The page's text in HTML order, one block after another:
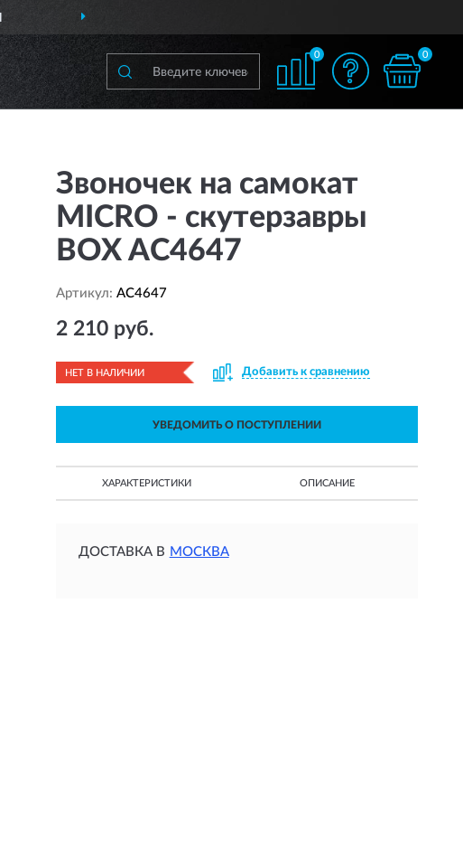
0 0
Звоночек на самокат
MICRO - cкутерзавры
BOX AC4647
Артикул: AC4647
2 210 руб.
НЕТ В НАЛИЧИИ Добавить к сравнению
УВЕДОМИТЬ О ПОСТУПЛЕНИИ
ХАРАКТЕРИСТИКИ ОПИСАНИЕ
ДОСТАВКА В МОСКВА